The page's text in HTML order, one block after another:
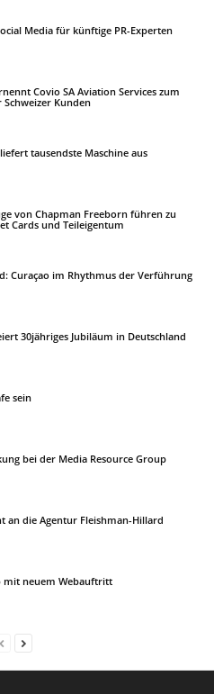
Media für künftige PR-Experten
Covio SA Aviation Services zum
Kunden
liefert tausendste Maschine aus
von Chapman Freeborn führen zu
Cards und Teileigentum
Curaçao im Rhythmus der Verführung
30jähriges Jubiläum in Deutschland
sein
bei der Media Resource Group
an die Agentur Fleishman-Hillard
mit neuem Webauftritt